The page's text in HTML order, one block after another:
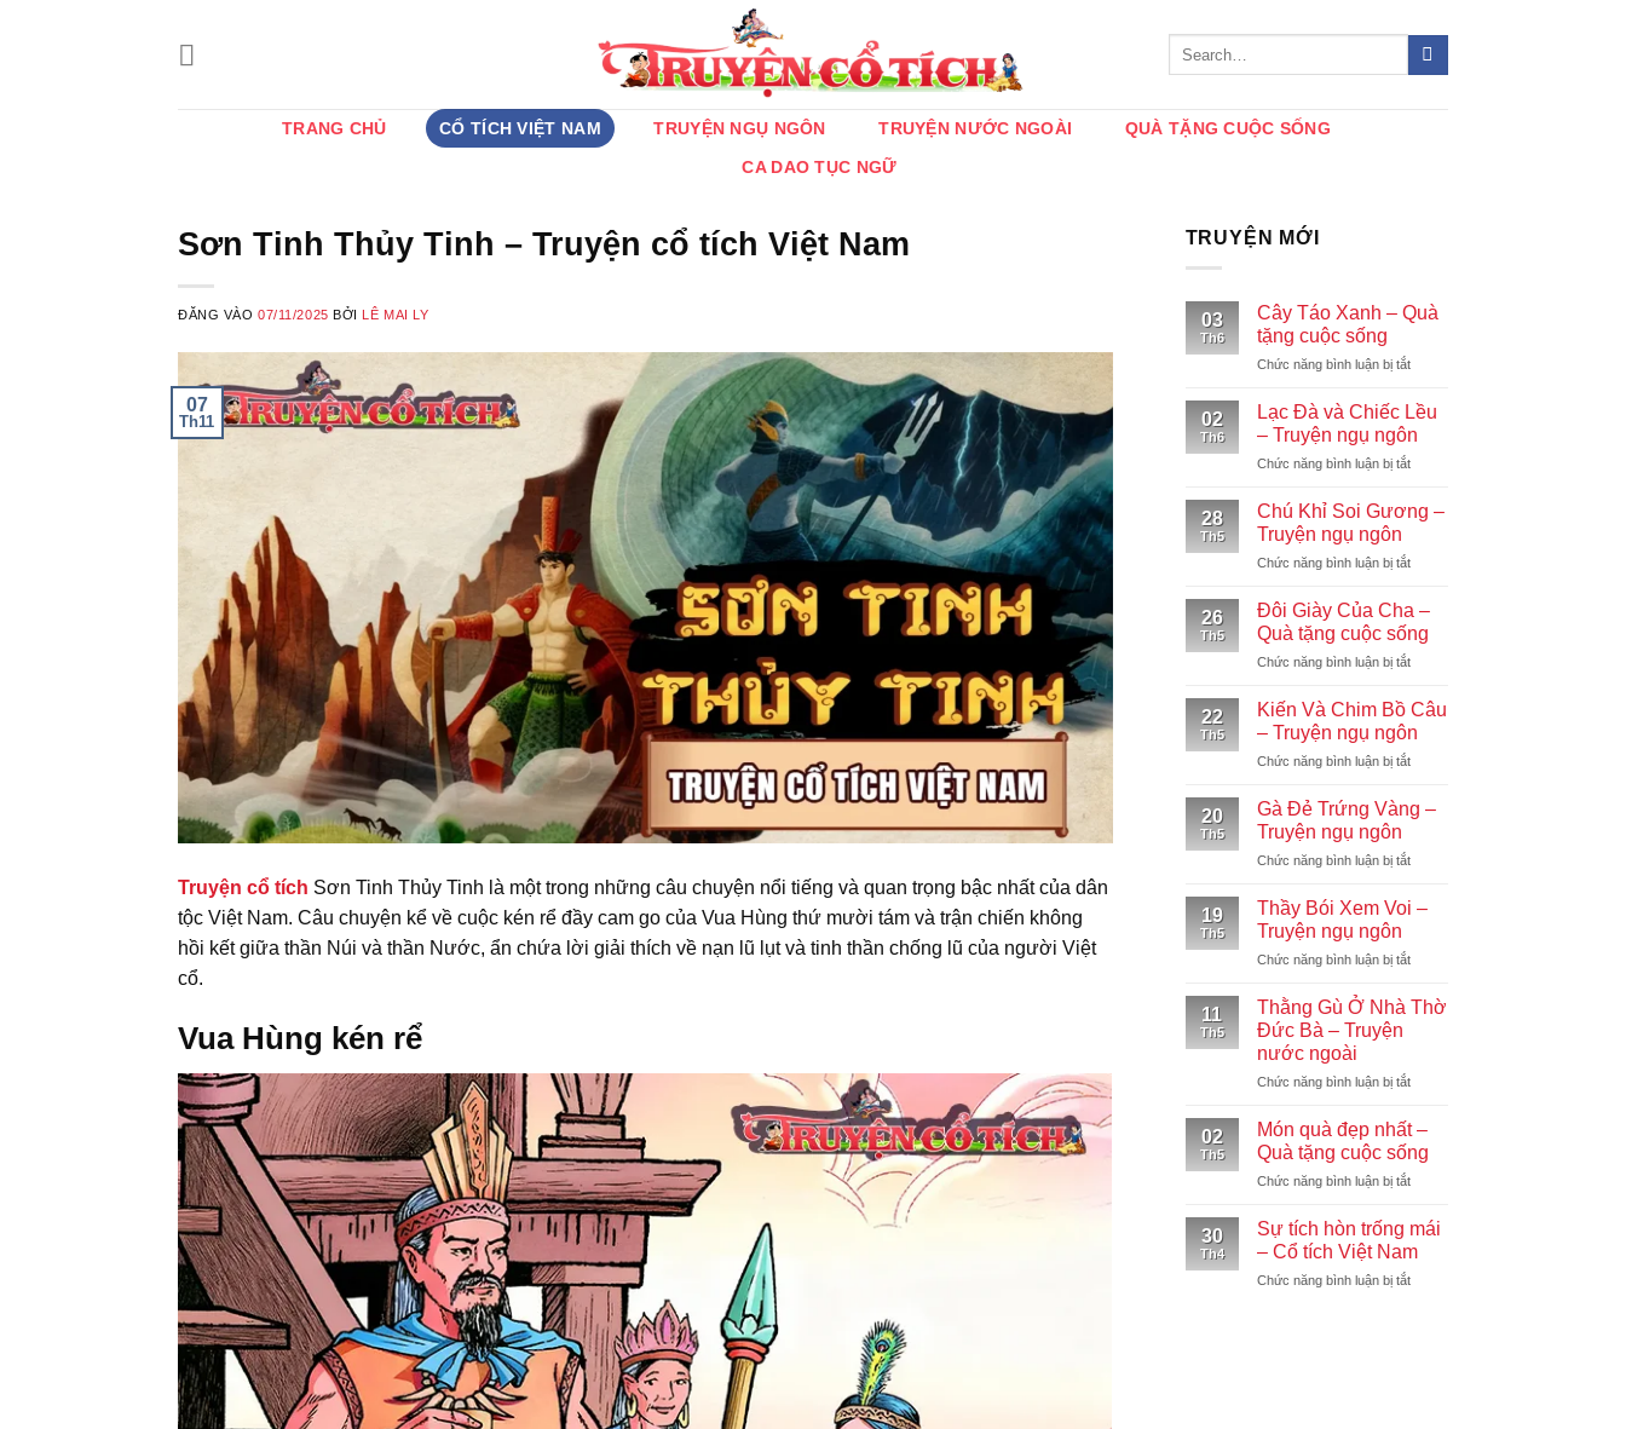
TRANG CHỦ CỔ TÍCH VIỆT NAM TRUYỆN NGỤ NGÔN TRUYỆN NƯỚC NGOÀI
QUÀ TẶNG CUỘC SỐNG
CA DAO TỤC NGỮ
Sơn Tinh Thủy Tinh – Truyện cổ tích Việt Nam
ĐĂNG VÀO07/11/2025 BỞI LÊ MAI LY
07
Th11
Truyện cổ tích Sơn Tinh Thủy Tinh là một trong những câu chuyện nổi tiếng và quan trọng bậc nhất của dân
tộc Việt Nam. Câu chuyện kể về cuộc kén rể đầy cam go của Vua Hùng thứ mười tám và trận chiến không
hồi kết giữa thần Núi và thần Nước, ẩn chứa lời giải thích về nạn lũ lụt và tinh thần chống lũ của người Việt
cổ.
Vua Hùng kén rể
TRUYỆN MỚI
03
Th6
Cây Táo Xanh – Quà
tặng cuộc sống
Chức năng bình luận bị tắtở
Táo
–
Quà
cuộc
02
Th6
Lạc Đà và Chiếc Lều
– Truyện ngụ ngôn
Chức năng bình luận bị tắtở
và
Lều
Truyện
ngụ
ngôn
28
Th5
Chú Khỉ Soi Gương –
Truyện ngụ ngôn
Chức năng bình luận bị tắtở
Gương
–
ngụ
ngôn
26
Th5
Đôi Giày Của Cha –
Quà tặng cuộc sống
Chức năng bình luận bị tắtở
Giày
Cha
–
tặng
22
Th5
Kiến Và Chim Bồ Câu
– Truyện ngụ ngôn
Chức năng bình luận bị tắtở
Chim
Câu
Truyện
20
Th5
Gà Đẻ Trứng Vàng –
Truyện ngụ ngôn
Chức năng bình luận bị tắtở
Đẻ
–
ngụ
19
Th5
Thầy Bói Xem Voi –
Truyện ngụ ngôn
Chức năng bình luận bị tắtở
Bói
Truyện
ngôn
11
Th5
Thằng Gù Ở Nhà Thờ
Đức Bà – Truyện
nước ngoài
Chức năng bình luận bị tắtở
Gù
Nhà
Thờ
Bà
–
nước
02
Th5
Món quà đẹp nhất –
Quà tặng cuộc sống
Chức năng bình luận bị tắtở
quà
nhất
–
30
Th4
Sự tích hòn trống mái
– Cổ tích Việt Nam
Chức năng bình luận bị tắtở